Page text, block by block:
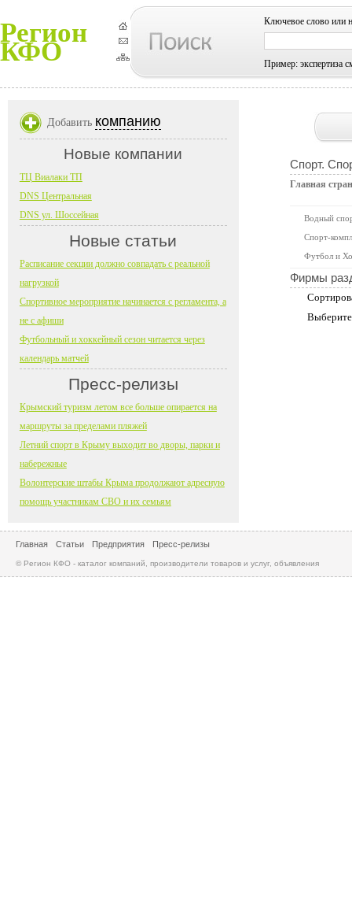
Регион
КФО
Ключевое слово или
Пример: экспертиза
Спорт.
Главная
Водный
Спорт-
Футбол и
Фирмы
Добавить компанию
Новые компании
ТЦ Виалаки ТП
DNS Центральная
DNS ул. Шоссейная
Новые статьи
Расписание секции должно совпадать с реальной
нагрузкой
Спортивное мероприятие начинается с регламента, а
не с афиши
Футбольный и хоккейный сезон читается через
календарь матчей
Пресс-релизы
Крымский туризм летом все больше опирается на
маршруты за пределами пляжей
Летний спорт в Крыму выходит во дворы, парки и
набережные
Волонтерские штабы Крыма продолжают адресную
помощь участникам СВО и их семьям
Главная Статьи Предприятия Пресс-релизы
© Регион КФО - каталог компаний, производители товаров и услуг, объявления